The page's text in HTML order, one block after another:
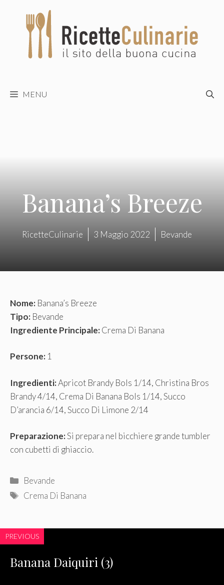
contenuto
MENU
Banana’s Breeze
RicetteCulinarie 3 Maggio 2022 Bevande
Nome: Banana’s Breeze
Tipo: Bevande
Ingrediente Principale:Crema Di Banana
Persone: 1
Ingredienti:Apricot Brandy Bols 1/14, Christina Bros
Brandy 4/14, Crema Di Banana Bols 1/14, Succo
D’arancia 6/14, Succo Di Limone 2/14
Preparazione:Si prepara nel bicchiere grande tumbler
con cubetti di ghiaccio.
Categorie
Bevande
Tag
Crema Di Banana
PREVIOUS
Banana Daiquiri (3)